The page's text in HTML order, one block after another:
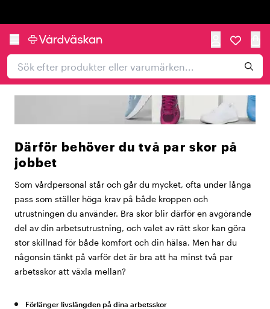
Därför behöver du två par skor på
jobbet
Som vårdpersonal står och går du mycket, ofta under långa
pass som ställer höga krav på både kroppen och
utrustningen du använder. Bra skor blir därför en avgörande
del av din arbetsutrustning, och valet av rätt skor kan göra
stor skillnad för både komfort och din hälsa. Men har du
någonsin tänkt på varför det är bra att ha minst två par
arbetsskor att växla mellan?
Förlänger livslängden på dina arbetsskor